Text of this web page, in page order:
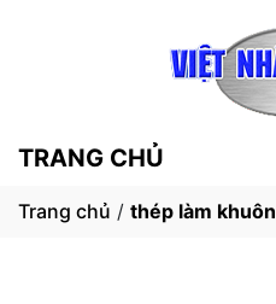
TRANG CHỦ
Trang chủ / thép làm khuôn